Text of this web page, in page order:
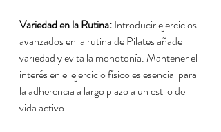
Variedad en la Rutina: Introducir ejercicios
avanzados en la rutina de Pilates añade
variedad y evita la monotonía. Mantener el
interés en el ejercicio físico es esencial para
la adherencia a largo plazo a un estilo de
vida activo.